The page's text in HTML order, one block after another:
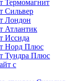
Термомагнит
Сильвер
Лондон
Атлантик
Иссида
Норд Плюс
Тундра Плюс
с